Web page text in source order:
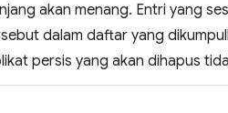
akan menang. Entri yang
dalam daftar yang
persis yang akan dihapus